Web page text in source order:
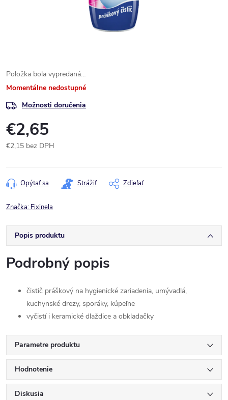
Položka bola vypredaná…
Momentálne nedostupné
Možnosti doručenia
€2,65
€2,15 bez DPH
cena:
Opýtať sa Strážiť Zdieľať
Značka: Fixinela
Popis produktu
Podrobný popis
čistič práškový na hygienické zariadenia, umývadlá,
kuchynské drezy, sporáky, kúpeľne
vyčistí i keramické dlaždice a obkladačky
Parametre produktu
Hodnotenie
Diskusia